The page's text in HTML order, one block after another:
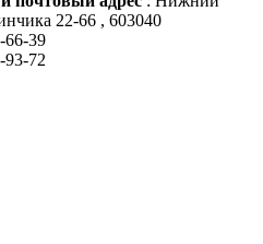
22-66 , 603040
66-39
93-72